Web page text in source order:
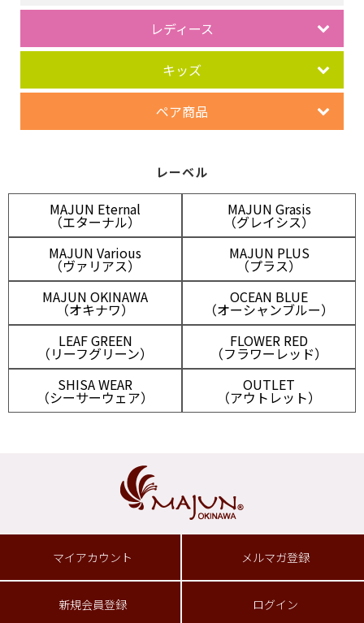
レディース
キッズ
ペア商品
レーベル
MAJUN Eternal
（エターナル）
MAJUN Grasis
（グレイシス）
MAJUN Various
（ヴァリアス）
MAJUN PLUS
（プラス）
MAJUN OKINAWA
（オキナワ）
OCEAN BLUE
（オーシャンブルー）
LEAF GREEN
（リーフグリーン）
FLOWER RED
（フラワーレッド）
SHISA WEAR
（シーサーウェア）
OUTLET
（アウトレット）
マイアカウント メルマガ登録
新規会員登録 ログイン